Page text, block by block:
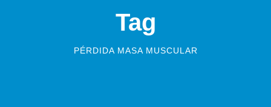
Tag
PÉRDIDA MASA MUSCULAR